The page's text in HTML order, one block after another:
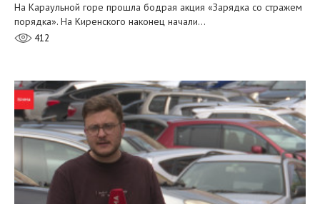
На Караульной горе прошла бодрая акция «Зарядка со стражем
порядка». На Киренского наконец начали…
412